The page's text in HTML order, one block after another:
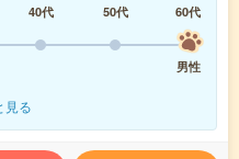
40代 50代
60代
男性
見る